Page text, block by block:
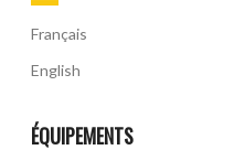
Français
English
ÉQUIPEMENTS